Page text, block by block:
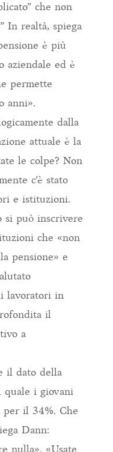
che non
In realtà, spiega
è più
aziendale ed è
permette
anni».
dalla
attuale è la
le colpe? Non
c’è stato
e istituzioni.
si può inscrivere
che «non
pensione» e
lavoratori in
il
a
il dato della
quale i giovani
per il 34%. Che
Dann:
nulla». «Usate